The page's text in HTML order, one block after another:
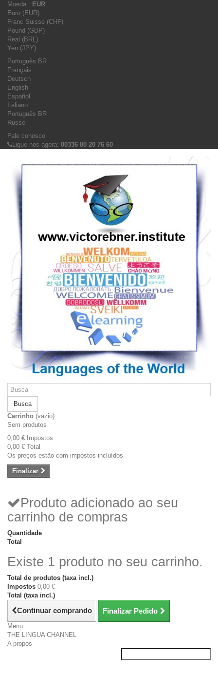
Moeda : EUR
Euro (EUR)
Franc Suisse (CHF)
Pound (GBP)
Real (BRL)
Yen (JPY)
Português BR
Français
Deutsch
English
Español
Italiano
Português BR
Russe
Fale conosco
Ligue-nos agora: 00336 80 20 76 60
Busca
Carrinho (vazio)
Sem produtos
0,00 € Impostos
0,00 € Total
Os preços estão com impostos incluídos
Finalizar
Produto adicionado ao seu
carrinho de compras
Quantidade
Total
Existe 1 produto no seu carrinho.
Total de produtos (taxa incl.)
Impostos 0,00 €
Total (taxa incl.)
Continuar comprando Finalizar Pedido
Menu
THE LINGUA CHANNEL
A propos